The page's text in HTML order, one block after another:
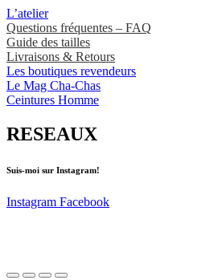
L’atelier
Questions fréquentes – FAQ
Guide des tailles
Livraisons & Retours
Les boutiques revendeurs
Le Mag Cha-Chas
Ceintures Homme
RESEAUX
Suis-moi sur Instagram!
Instagram Facebook